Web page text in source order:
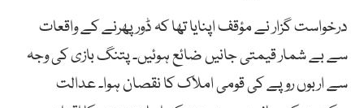
درخواست گزار نے مؤقف اپنایا تھا کہ ڈور پھرنے کے واقعات
سے بے شمار قیمتی جانیں ضائع ہوئیں۔ پتنگ بازی کی وجہ
سے اربوں روپے کی قومی املاک کا نقصان ہوا۔ عدالت